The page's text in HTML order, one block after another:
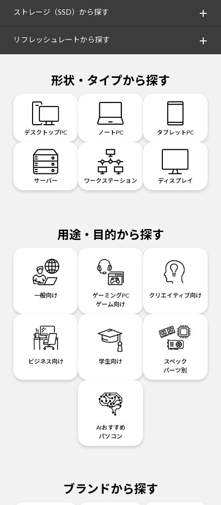
ストレージ（SSD）から探す
リフレッシュレートから探す
形状・タイプから探す
デスクトップPC ノートPC タブレットPC
サーバー ワークステーション ディスプレイ
用途・目的から探す
一般向け
ゲーミングPC
ゲーム向け
クリエイティブ向け
ビジネス向け 学生向け
スペック
パーツ別
AIおすすめ
パソコン
ブランドから探す